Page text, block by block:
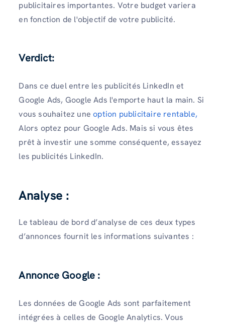
publicitaires importantes. Votre budget variera
en fonction de l'objectif de votre publicité.
Verdict:
Dans ce duel entre les publicités LinkedIn et
Google Ads, Google Ads l'emporte haut la main. Si
vous souhaitez une option publicitaire rentable,
Alors optez pour Google Ads. Mais si vous êtes
prêt à investir une somme conséquente, essayez
les publicités LinkedIn.
Analyse :
Le tableau de bord d’analyse de ces deux types
d’annonces fournit les informations suivantes :
Annonce Google :
Les données de Google Ads sont parfaitement
intégrées à celles de Google Analytics. Vous